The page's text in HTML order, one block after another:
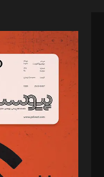
مدیر مسئول: محمدباقر
سردبیر: مهرک محمودی
دبیر تحریریه: میثم قاسمی
د‌بیر ناداستان: سمانه سمیع
د‌بیر خدمت و تجارت:
د‌بیر حقوق فناوری:
د‌بیر پیوست جهان: مینا پاکدل
د‌بیر تحریریه آنلاین: بابک
تحریریه‌: مجتبی محمود‌ی،